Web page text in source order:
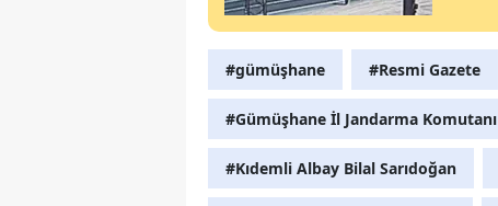
#gümüşhane #Resmi Gazete
#Gümüşhane İl Jandarma Komutanı
#Kıdemli Albay Bilal Sarıdoğan